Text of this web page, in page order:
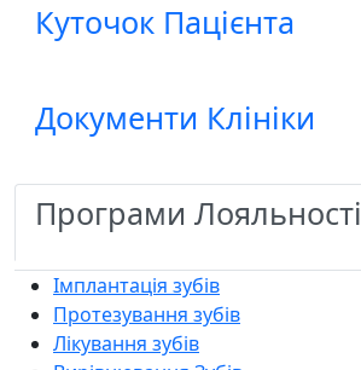
Куточок Пацієнта
Документи Клініки
Програми Лояльності
Імплантація зубів
Протезування зубів
Лікування зубів